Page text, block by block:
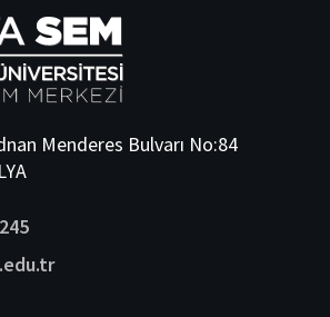
Menderes Bulvarı No:84